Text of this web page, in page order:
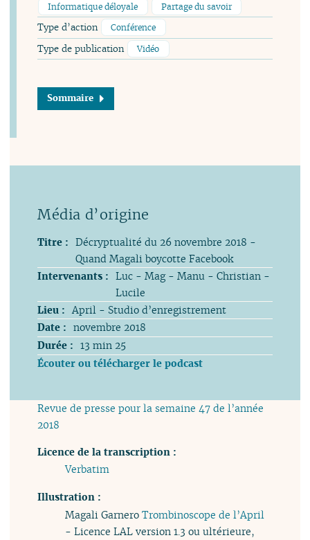
Informatique déloyale
Partage du savoir
Type d’action Conférence
Type de publication Vidéo
Sommaire
Titre : Décryptualité du 26 novembre 2018 -
Quand Magali boycotte Facebook
Intervenants : Luc - Mag - Manu - Christian -
Lucile
Lieu : April - Studio d’enregistrement
Date : novembre 2018
Durée : 13 min 25
Écouter ou télécharger le podcast
Revue de presse pour la semaine 47 de l’année
2018
Licence de la transcription :
Verbatim
Illustration :
Magali GarneroTrombinoscope de l’April
- Licence LAL version 1.3 ou ultérieure,